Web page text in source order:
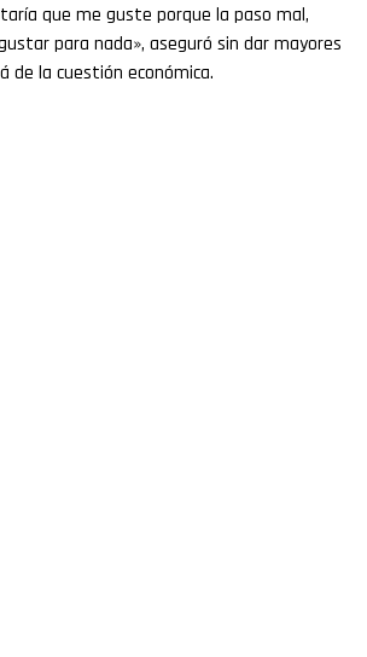
que me guste porque la paso mal,
para nada», aseguró sin dar mayores
de la cuestión económica.